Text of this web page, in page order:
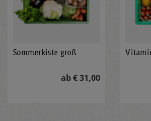
Sommerkiste groß
ab € 31,00